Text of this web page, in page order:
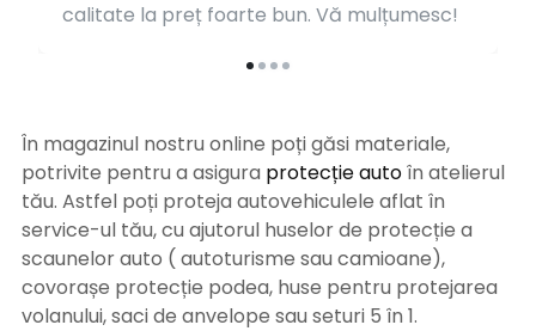
calitate la preț foarte bun. Vă mulțumesc!
În magazinul nostru online poți găsi materiale,
potrivite pentru a asigura protecție autoîn atelierul
tău. Astfel poți proteja autovehiculele aflat în
service-ul tău, cu ajutorul huselor de protecție a
scaunelor auto ( autoturisme sau camioane),
covorașe protecție podea, huse pentru protejarea
volanului, saci de anvelope sau seturi 5 în 1.